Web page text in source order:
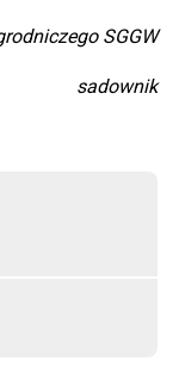
SGGW
sadownik